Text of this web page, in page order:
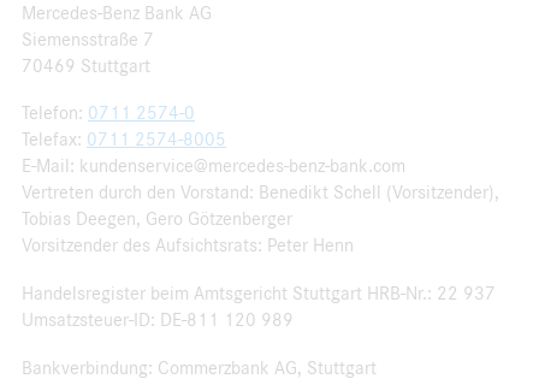
Mercedes-Benz Bank AG
Siemensstraße 7
70469 Stuttgart
Telefon: 0711 2574-0
Telefax: 0711 2574-8005
E-Mail: kundenservice@mercedes-benz-bank.com
Vertreten durch den Vorstand: Benedikt Schell (Vorsitzender),
Tobias Deegen, Gero Götzenberger
Vorsitzender des Aufsichtsrats: Peter Henn
Handelsregister beim Amtsgericht Stuttgart HRB-Nr.: 22 937
Umsatzsteuer-ID: DE-811 120 989
Bankverbindung: Commerzbank AG, Stuttgart